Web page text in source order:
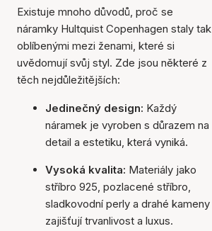
Existuje mnoho důvodů, proč se
náramky Hultquist Copenhagen staly tak
oblíbenými mezi ženami, které si
uvědomují svůj styl. Zde jsou některé z
těch nejdůležitějších:
Jedinečný design: Každý
náramek je vyroben s důrazem na
detail a estetiku, která vyniká.
Vysoká kvalita: Materiály jako
stříbro 925, pozlacené stříbro,
sladkovodní perly a drahé kameny
zajišťují trvanlivost a luxus.